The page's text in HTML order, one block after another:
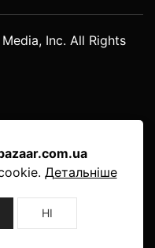
Детальніше
НІ
Inc. All Rights